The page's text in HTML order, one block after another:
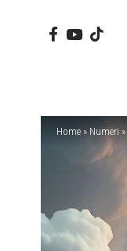
Home » Numeri »